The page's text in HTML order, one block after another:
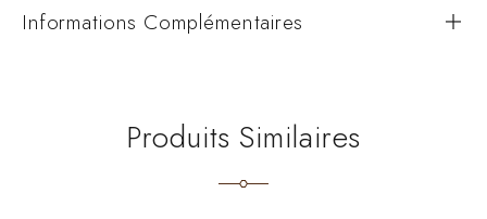
Informations Complémentaires
Produits Similaires